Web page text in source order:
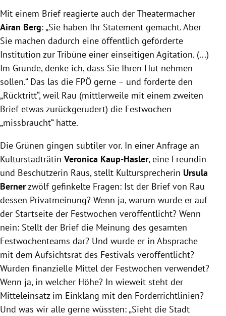
Mit einem Brief reagierte auch der Theatermacher
Airan Berg: „Sie haben Ihr Statement gemacht. Aber
Sie machen dadurch eine öffentlich geförderte
Institution zur Tribüne einer einseitigen Agitation. (...)
Im Grunde, denke ich, dass Sie Ihren Hut nehmen
sollen.“ Das las die FPÖ gerne – und forderte den
„Rücktritt“, weil Rau (mittlerweile mit einem zweiten
Brief etwas zurückgerudert) die Festwochen
„missbraucht“ hätte.
Die Grünen gingen subtiler vor. In einer Anfrage an
Kulturstadträtin Veronica Kaup-Hasler, eine Freundin
und Beschützerin Raus, stellt Kultursprecherin Ursula
Bernerzwölf gefinkelte Fragen: Ist der Brief von Rau
dessen Privatmeinung? Wenn ja, warum wurde er auf
der Startseite der Festwochen veröffentlicht? Wenn
nein: Stellt der Brief die Meinung des gesamten
Festwochenteams dar? Und wurde er in Absprache
mit dem Aufsichtsrat des Festivals veröffentlicht?
Wurden finanzielle Mittel der Festwochen verwendet?
Wenn ja, in welcher Höhe? In wieweit steht der
Mitteleinsatz im Einklang mit den Förderrichtlinien?
Und was wir alle gerne wüssten: „Sieht die Stadt